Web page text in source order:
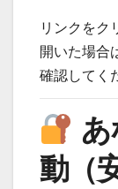
リンクをク
開いた場合
確認してく
動（